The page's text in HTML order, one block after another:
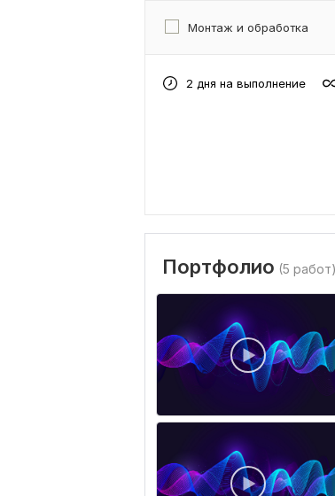
Монтаж и обработка
2 дня на выполнение
Портфолио (5 работ)